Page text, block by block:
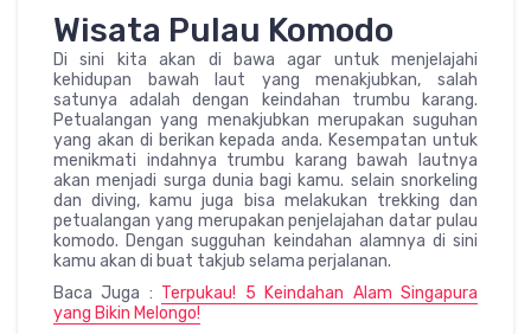
Wisata Pulau Komodo
Di sini kita akan di bawa agar untuk menjelajahi
kehidupan bawah laut yang menakjubkan, salah
satunya adalah dengan keindahan trumbu karang.
Petualangan yang menakjubkan merupakan suguhan
yang akan di berikan kepada anda. Kesempatan untuk
menikmati indahnya trumbu karang bawah lautnya
akan menjadi surga dunia bagi kamu. selain snorkeling
dan diving, kamu juga bisa melakukan trekking dan
petualangan yang merupakan penjelajahan datar pulau
komodo. Dengan sugguhan keindahan alamnya di sini
kamu akan di buat takjub selama perjalanan.
Baca Juga : Terpukau! 5 Keindahan Alam Singapura
yang Bikin Melongo!